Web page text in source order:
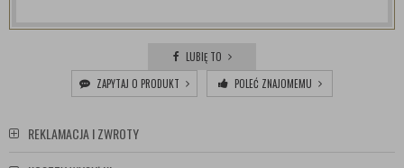
LUBIĘ TO
ZAPYTAJ O PRODUKT
POLEĆ ZNAJOMEMU
REKLAMACJA I ZWROTY